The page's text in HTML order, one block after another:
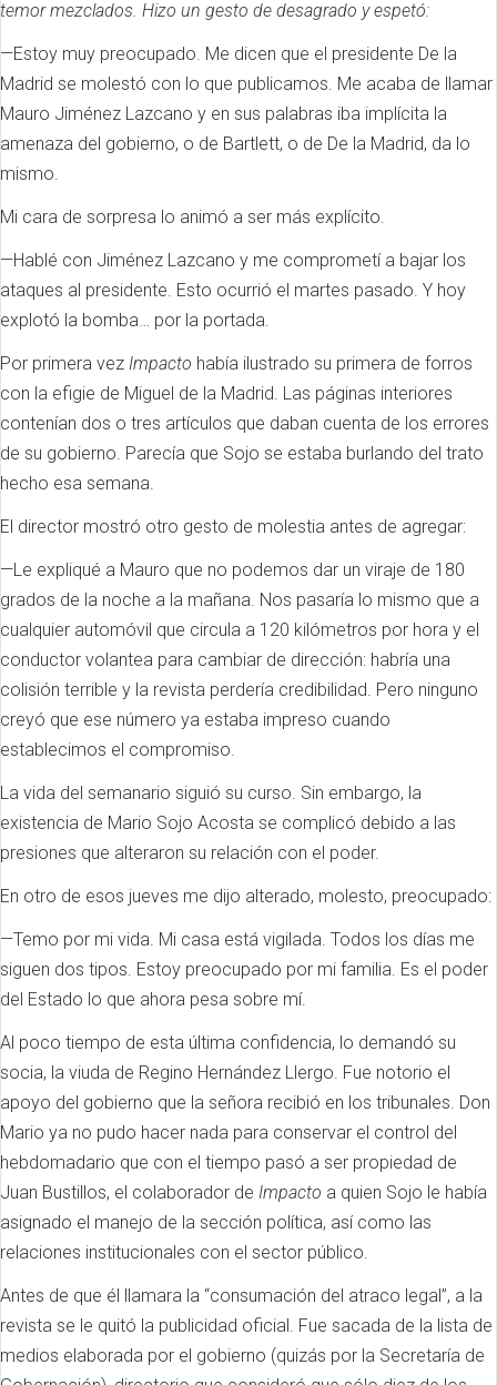
temor mezclados. Hizo un gesto de desagrado y espetó:
—Estoy muy preocupado. Me dicen que el presidente De la
Madrid se molestó con lo que publicamos. Me acaba de llamar
Mauro Jiménez Lazcano y en sus palabras iba implícita la
amenaza del gobierno, o de Bartlett, o de De la Madrid, da lo
mismo.
Mi cara de sorpresa lo animó a ser más explícito.
—Hablé con Jiménez Lazcano y me comprometí a bajar los
ataques al presidente. Esto ocurrió el martes pasado. Y hoy
explotó la bomba… por la portada.
Por primera vez Impacto había ilustrado su primera de forros
con la efigie de Miguel de la Madrid. Las páginas interiores
contenían dos o tres artículos que daban cuenta de los errores
de su gobierno. Parecía que Sojo se estaba burlando del trato
hecho esa semana.
El director mostró otro gesto de molestia antes de agregar:
—Le expliqué a Mauro que no podemos dar un viraje de 180
grados de la noche a la mañana. Nos pasaría lo mismo que a
cualquier automóvil que circula a 120 kilómetros por hora y el
conductor volantea para cambiar de dirección: habría una
colisión terrible y la revista perdería credibilidad. Pero ninguno
creyó que ese número ya estaba impreso cuando
establecimos el compromiso.
La vida del semanario siguió su curso. Sin embargo, la
existencia de Mario Sojo Acosta se complicó debido a las
presiones que alteraron su relación con el poder.
En otro de esos jueves me dijo alterado, molesto, preocupado:
—Temo por mi vida. Mi casa está vigilada. Todos los días me
siguen dos tipos. Estoy preocupado por mi familia. Es el poder
del Estado lo que ahora pesa sobre mí.
Al poco tiempo de esta última confidencia, lo demandó su
socia, la viuda de Regino Hernández Llergo. Fue notorio el
apoyo del gobierno que la señora recibió en los tribunales. Don
Mario ya no pudo hacer nada para conservar el control del
hebdomadario que con el tiempo pasó a ser propiedad de
Juan Bustillos, el colaborador de Impacto a quien Sojo le había
asignado el manejo de la sección política, así como las
relaciones institucionales con el sector público.
Antes de que él llamara la “consumación del atraco legal”, a la
revista se le quitó la publicidad oficial. Fue sacada de la lista de
medios elaborada por el gobierno (quizás por la Secretaría de